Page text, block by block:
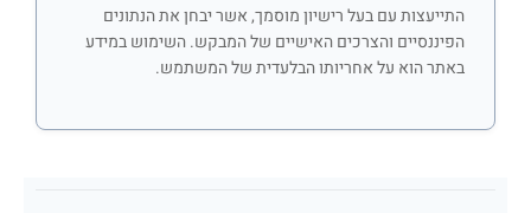
התייעצות עם בעל רישיון מוסמך, אשר יבחן את הנתונים
הפיננסיים והצרכים האישיים של המבקש. השימוש במידע
באתר הוא על אחריותו הבלעדית של המשתמש.